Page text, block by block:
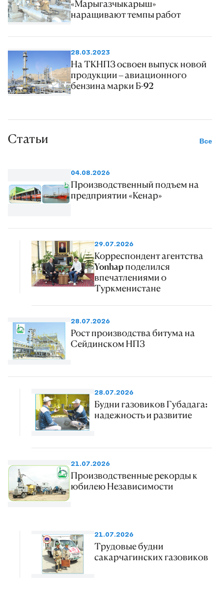
«Марыгазчыкарыш»
наращивают темпы работ
28.03.2023
На ТКНПЗ освоен выпуск новой
продукции – авиационного
бензина марки Б-92
Статьи Все
04.08.2026
Производственный подъем на
предприятии «Кенар»
29.07.2026
Корреспондент агентства
Yonhap поделился
впечатлениями о
Туркменистане
28.07.2026
Рост производства битума на
Сейдинском НПЗ
28.07.2026
Будни газовиков Губадага:
надежность и развитие
21.07.2026
Производственные рекорды к
юбилею Независимости
21.07.2026
Трудовые будни
сакарчагинских газовиков